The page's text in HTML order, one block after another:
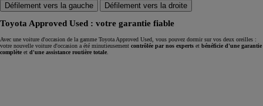
Défilement vers la gauche Défilement vers la droite
Toyota Approved Used : votre garantie fiable
Avec une voiture d'occasion de la gamme Toyota Approved Used, vous pouvez dormir sur vos deux oreilles :
votre nouvelle voiture d'occasion a été minutieusement contrôlée par nos experts et bénéficie d'une garantie
complète et d'une assistance routière totale